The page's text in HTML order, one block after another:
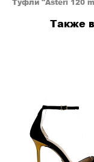
Туфли "Asteri 120
Также